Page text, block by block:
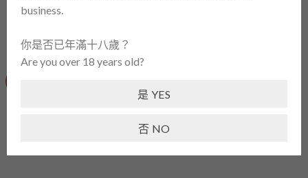
business.
你是否已年滿十八歲？
Are you over 18 years old?
是 YES
否 NO